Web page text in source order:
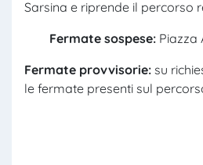
Sarsina e riprende il percorso
Fermate sospese: Piazza
Fermate provvisorie: su
le fermate presenti sul